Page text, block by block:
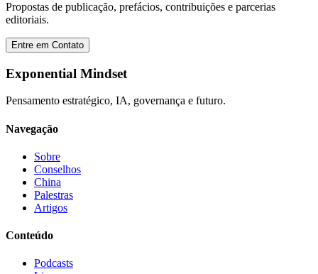
Propostas de publicação, prefácios, contribuições e parcerias
editoriais.
Entre em Contato
Exponential Mindset
Pensamento estratégico, IA, governança e futuro.
Navegação
Sobre
Conselhos
China
Palestras
Artigos
Conteúdo
Podcasts